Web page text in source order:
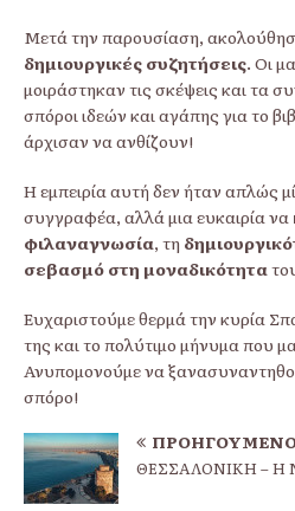
Μετά την παρουσίαση,
δημιουργικές συζητήσεις. Οι
μοιράστηκαν τις σκέψεις και τα
σπόροι ιδεών και αγάπης για το
άρχισαν να ανθίζουν!
Η εμπειρία αυτή δεν ήταν απλώς
συγγραφέα, αλλά μια ευκαιρία να
φιλαναγνωσία, τη
σεβασμό στη μοναδικότητα
Ευχαριστούμε θερμά την κυρία
της και το πολύτιμο μήνυμα που
Ανυπομονούμε να
σπόρο!
ΘΕΣΣΑΛΟΝΙΚΗ – Η